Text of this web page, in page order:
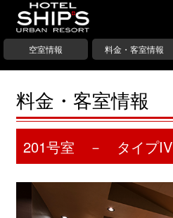
空室情報 料金・客室情報
料金・客室情報
201号室 － タイプIV